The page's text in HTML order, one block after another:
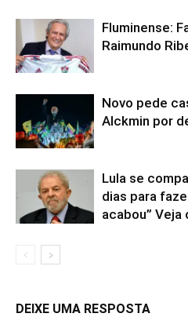
Fluminense:
Raimundo
Novo pede
Alckmin por
Lula se
dias para
acabou” Veja
DEIXE UMA RESPOSTA